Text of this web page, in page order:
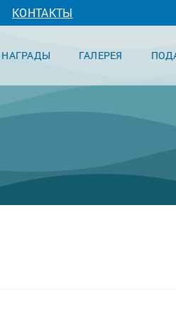
КОНТАКТЫ
НАГРАДЫ ГАЛЕРЕЯ